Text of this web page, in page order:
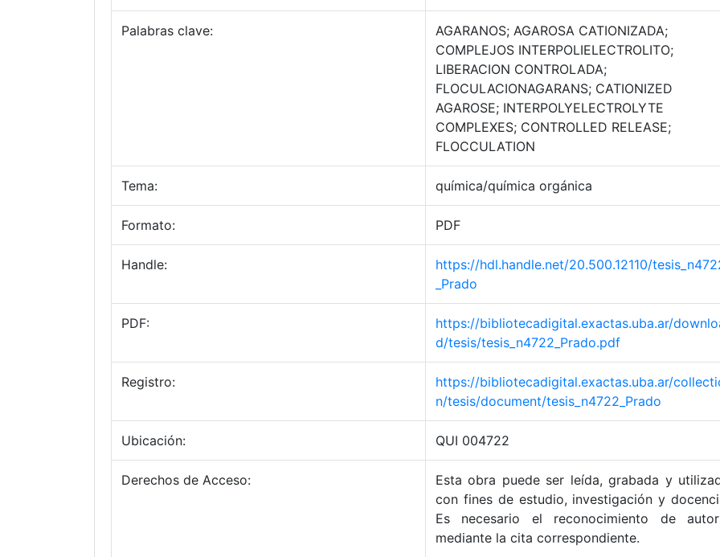
Palabras clave:
AGARANOS; AGAROSA CATIONIZADA;
COMPLEJOS INTERPOLIELECTROLITO;
LIBERACION CONTROLADA;
FLOCULACIONAGARANS; CATIONIZED
AGAROSE; INTERPOLYELECTROLYTE
COMPLEXES; CONTROLLED RELEASE;
FLOCCULATION
Tema: química/química orgánica
Formato: PDF
Handle:
https://hdl.handle.net/20.500.12110/
_Prado
PDF:
https://bibliotecadigital.exactas.uba.ar/
d/tesis/tesis_n4722_Prado.pdf
Registro:
https://bibliotecadigital.exactas.uba.ar/
n/tesis/document/tesis_n4722_Prado
Ubicación: QUI 004722
Derechos de Acceso:
Esta obra puede ser leída, grabada y
con fines de estudio, investigación y
Es necesario el reconocimiento de
mediante la cita correspondiente.